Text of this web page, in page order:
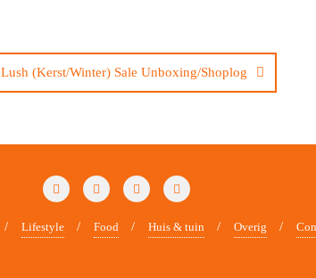
Lush (Kerst/Winter) Sale Unboxing/Shoplog
Lifestyle Food Huis & tuin Overig